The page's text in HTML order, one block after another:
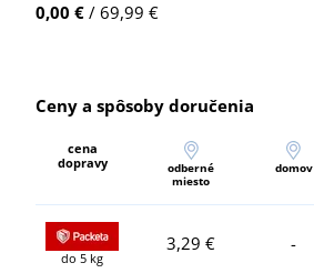
0,00 € / 69,99 €
Ceny a spôsoby doručenia
cena
dopravy
odberné
miesto
domov
do 5 kg
3,29 € -